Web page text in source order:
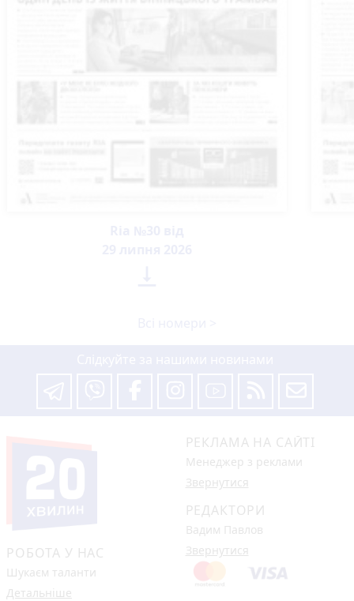
РОБОТА У НАС
Шукаєм таланти
Детальніше
РЕКЛАМА НА САЙТІ
Менеджер з реклами
Звернутися
РЕДАКТОРИ
Вадим Павлов
Звернутися